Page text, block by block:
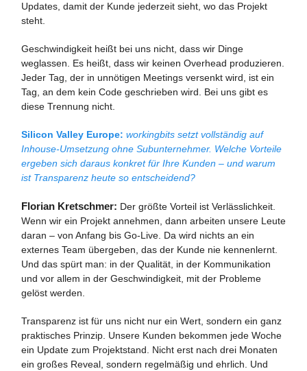
Updates, damit der Kunde jederzeit sieht, wo das Projekt
steht.
Geschwindigkeit heißt bei uns nicht, dass wir Dinge
weglassen. Es heißt, dass wir keinen Overhead produzieren.
Jeder Tag, der in unnötigen Meetings versenkt wird, ist ein
Tag, an dem kein Code geschrieben wird. Bei uns gibt es
diese Trennung nicht.
Silicon Valley Europe: workingbits setzt vollständig auf
Inhouse-Umsetzung ohne Subunternehmer. Welche Vorteile
ergeben sich daraus konkret für Ihre Kunden – und warum
ist Transparenz heute so entscheidend?
Florian Kretschmer: Der größte Vorteil ist Verlässlichkeit.
Wenn wir ein Projekt annehmen, dann arbeiten unsere Leute
daran – von Anfang bis Go-Live. Da wird nichts an ein
externes Team übergeben, das der Kunde nie kennenlernt.
Und das spürt man: in der Qualität, in der Kommunikation
und vor allem in der Geschwindigkeit, mit der Probleme
gelöst werden.
Transparenz ist für uns nicht nur ein Wert, sondern ein ganz
praktisches Prinzip. Unsere Kunden bekommen jede Woche
ein Update zum Projektstand. Nicht erst nach drei Monaten
ein großes Reveal, sondern regelmäßig und ehrlich. Und